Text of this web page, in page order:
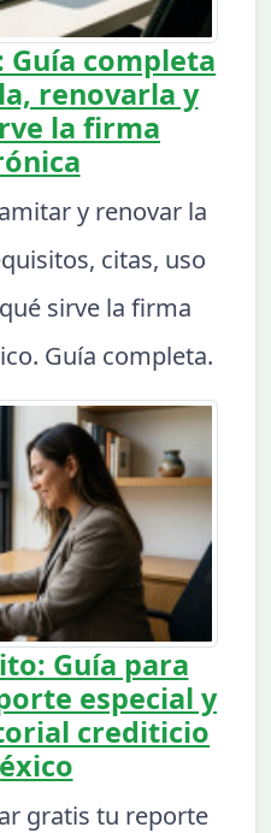
Guía completa
renovarla y
la firma
y renovar la
citas, uso
sirve la firma
Guía completa.
Guía para
especial y
crediticio
gratis tu reporte